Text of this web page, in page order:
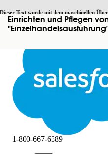
Dieser Text wurde mit dem maschinellen
Weitere Details finden Sie
hier. Zu
Schließen
Einrichten und Pflegen von
1-800-667-6389